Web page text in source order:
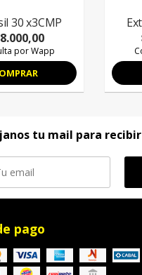
30 x3CMP
por Wapp
tu mail para
pago